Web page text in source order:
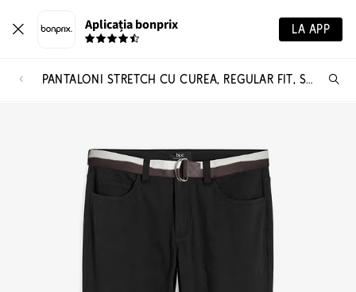
Aplicația bonprix LA APP
PANTALONI STRETCH CU CUREA, REGULAR FIT, STRAIGHT